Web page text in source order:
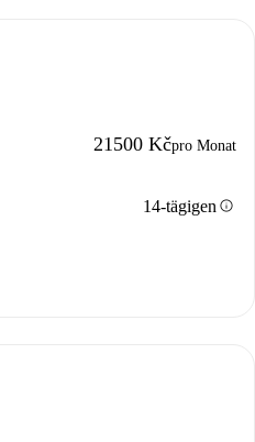
21500 Kčpro Monat
14-tägigen info